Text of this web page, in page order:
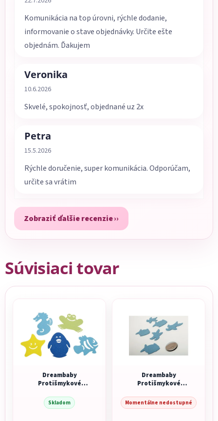
Komunikácia na top úrovni, rýchle dodanie,
informovanie o stave objednávky. Určite ešte
objednám. Ďakujem
Veronika
Hodnotenie obchodu je 5 z 5 hviezdičiek.
10.6.2026
Skvelé, spokojnosť, objednané uz 2x
Petra
Hodnotenie obchodu je 5 z 5 hviezdičiek.
15.5.2026
Rýchle doručenie, super komunikácia. Odporúčam,
určite sa vrátim
Zobraziť ďalšie recenzie
Súvisiaci tovar
Dreambaby
Protišmykové
10ks
Skladom
Dreambaby
Protišmykové
modrá/fialová/žltá
Momentálne nedostupné